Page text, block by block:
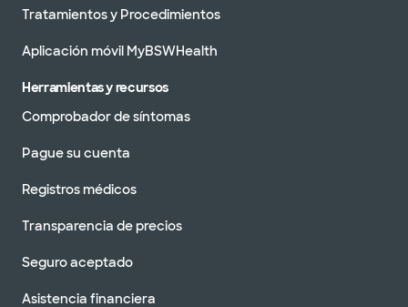
Tratamientos y Procedimientos
Aplicación móvil MyBSWHealth
Herramientas y recursos
Comprobador de síntomas
Pague su cuenta
Registros médicos
Transparencia de precios
Seguro aceptado
Asistencia financiera